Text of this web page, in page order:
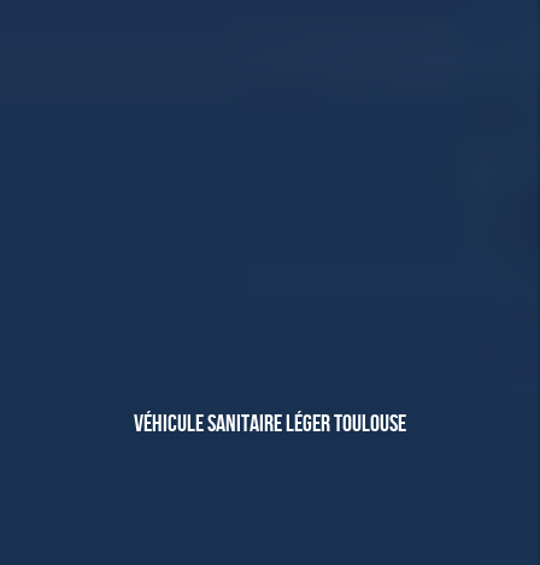
VÉHICULE SANITAIRE LÉGER TOULOUSE